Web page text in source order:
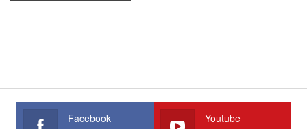
Facebook Youtube